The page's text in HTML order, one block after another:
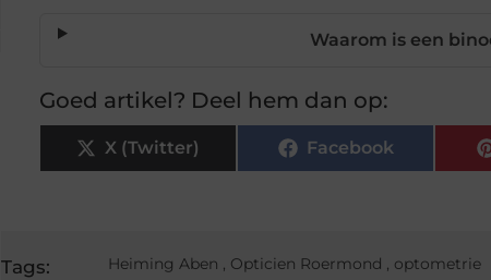
Waarom is een
Goed artikel? Deel hem dan op:
X (Twitter) Facebook
Tags: Heiming Aben , Opticien Roermond , optometrie